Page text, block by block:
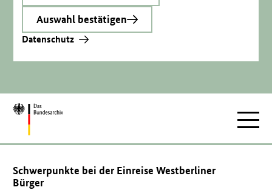
Auswahl bestätigen
Datenschutz
Zur
Schwerpunkte bei der Einreise Westberliner
Bürger